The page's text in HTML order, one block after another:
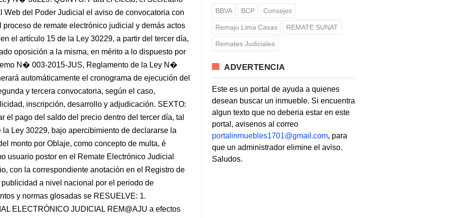
BBVA BCP Consejos
Remaju Lima Casas REMATE SUNAT
Remates Judiciales
ADVERTENCIA
Este es un portal de ayuda a quienes
desean buscar un inmueble. Si encuentra
algun texto que no deberia estar en este
portal, avisenos al correo
portalinmuebles1701@gmail.com, para
que un administrador elimine el aviso.
Saludos.